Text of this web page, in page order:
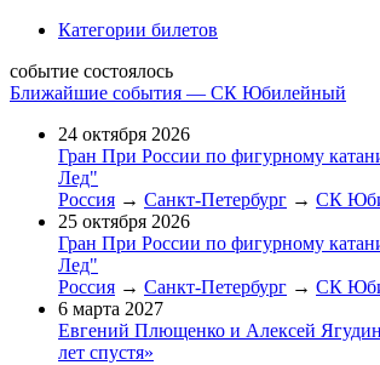
Категории билетов
событие состоялось
Ближайшие события — СК Юбилейный
24 октября 2026
Гран При России по фигурному
Лед"
Россия → Санкт-Петербург → СК
25 октября 2026
Гран При России по фигурному
Лед"
Россия → Санкт-Петербург → СК
6 марта 2027
Евгений Плющенко и Алексей
лет спустя»